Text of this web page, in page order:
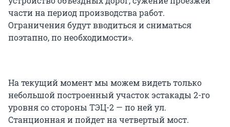
части на период производства работ.
Ограничения будут вводиться и сниматься
поэтапно, по необходимости».
На текущий момент мы можем видеть только
небольшой построенный участок эстакады 2-го
уровня со стороны ТЭЦ-2 — по ней ул.
Станционная и пойдет на четвертый мост.